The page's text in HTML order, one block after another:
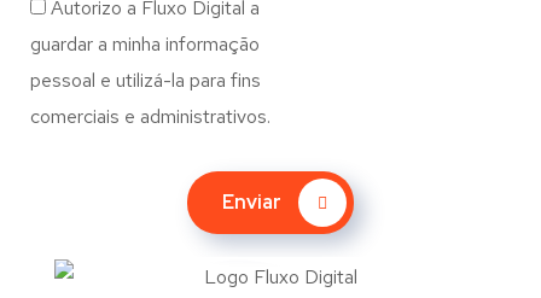
Autorizo a Fluxo Digital a
guardar a minha informação
pessoal e utilizá-la para fins
comerciais e administrativos.
Enviar